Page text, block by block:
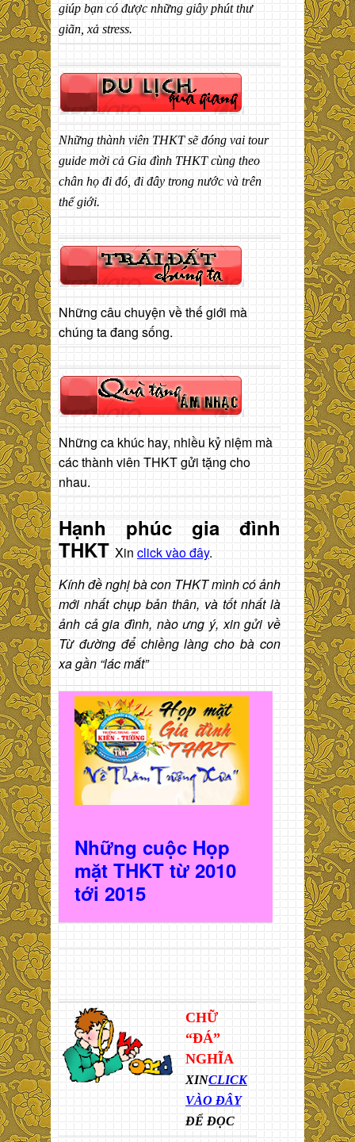
giúp bạn có được những giây phút thư
giãn, xả stress.
Những thành viên THKT sẽ đóng vai tour
guide mời cả Gia đình THKT cùng theo
chân họ đi đó, đi đây trong nước và trên
thế giới.
Những câu chuyện về thế giới mà
chúng ta đang sống.
Những ca khúc hay, nhiều kỷ niệm mà
các thành viên THKT gửi tặng cho
nhau.
Hạnh phúc gia đình
THKT Xin click vào đây.
Kính đề nghị bà con THKT mình có ảnh
mới nhất chụp bản thân, và tốt nhất là
ảnh cả gia đình, nào ưng ý, xin gửi về
Từ đường để chiềng làng cho bà con
xa gần “lác mắt”
Những cuộc Họp
mặt THKT từ 2010
tới 2015
CHỮ
“ĐÁ”
NGHĨA
XINCLICK
VÀO ĐÂY
ĐỂ ĐỌC